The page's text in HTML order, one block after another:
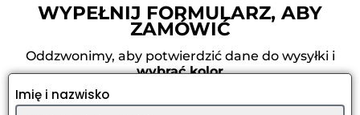
WYPEŁNIJ FORMULARZ, ABY
ZAMÓWIĆ
Oddzwonimy, aby potwierdzić dane do wysyłki i
wybrać kolor
Imię i nazwisko